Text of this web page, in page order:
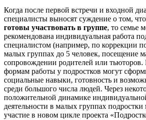
Когда после первой встречи и входной
специалисты выносят суждение о том, что
готовы участвовать в группе, то семье
рекомендована индивидуальная работа
специалистом (например, по коррекции
малых группах до 5 человек, посещение
сопровождении родителей или тьюторов.
формам работы у подростков могут
социальные навыки, готовность и
среди большого числа людей. Через
положительной динамике
деятельности в малых группах подростки
участие в новом цикле проекта